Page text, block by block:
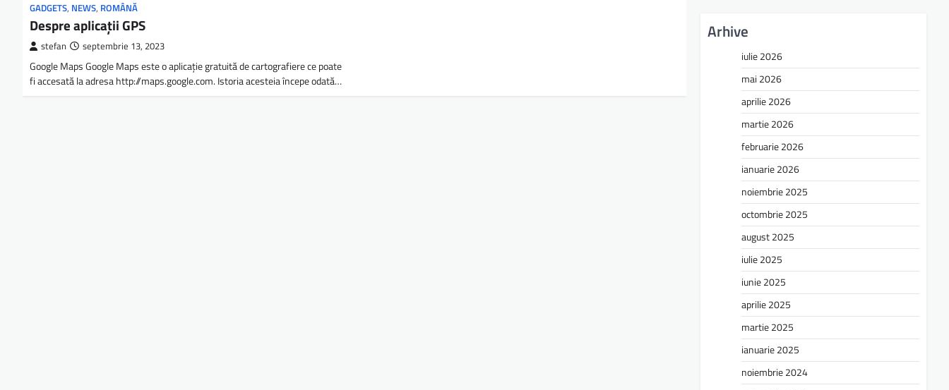
GADGETS, NEWS, ROMÂNĂ
Despre aplicații GPS
stefan septembrie 13, 2023
Google Maps Google Maps este o aplicaţie gratuită de cartografiere ce poate
fi accesată la adresa http://maps.google.com. Istoria acesteia începe odată…
Arhive
iulie 2026
mai 2026
aprilie 2026
martie 2026
februarie 2026
ianuarie 2026
noiembrie 2025
octombrie 2025
august 2025
iulie 2025
iunie 2025
aprilie 2025
martie 2025
ianuarie 2025
noiembrie 2024